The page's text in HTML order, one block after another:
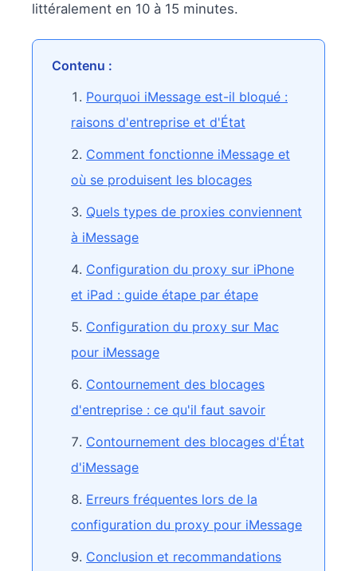
littéralement en 10 à 15 minutes.
Contenu :
Pourquoi iMessage est-il bloqué :
raisons d'entreprise et d'État
Comment fonctionne iMessage et
où se produisent les blocages
Quels types de proxies conviennent
à iMessage
Configuration du proxy sur iPhone
et iPad : guide étape par étape
Configuration du proxy sur Mac
pour iMessage
Contournement des blocages
d'entreprise : ce qu'il faut savoir
Contournement des blocages d'État
d'iMessage
Erreurs fréquentes lors de la
configuration du proxy pour iMessage
Conclusion et recommandations